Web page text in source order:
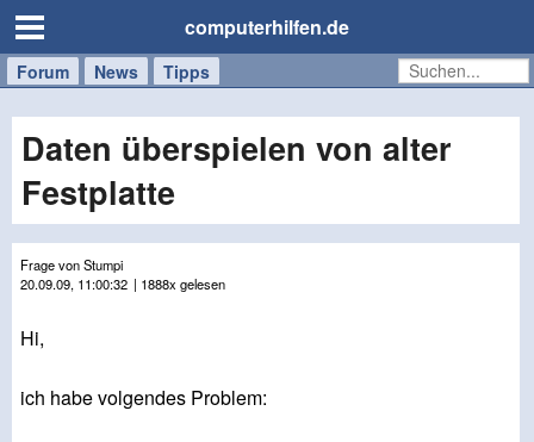
computerhilfen.de
Forum News Tipps
Handy
Tablet
Windows
Mac
Daten überspielen von alter
Festplatte
Frage von Stumpi
20.09.09, 11:00:32 | 1888x gelesen
Hi,
ich habe volgendes Problem: